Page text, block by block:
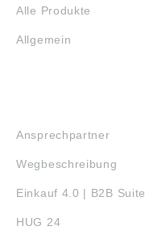
Alle Produkte
Allgemein
Ansprechpartner
Wegbeschreibung
Einkauf 4.0 | B2B Suite
HUG 24